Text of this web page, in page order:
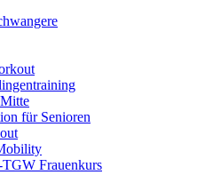
für Senioren
Frauenkurs